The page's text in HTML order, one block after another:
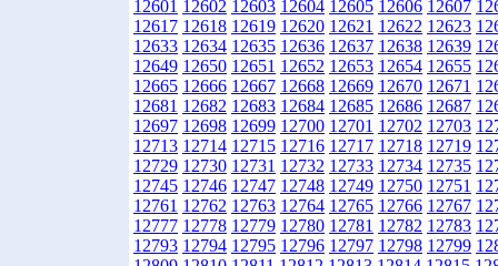
12601 12602 12603 12604 12605 12606 12607
12617 12618 12619 12620 12621 12622 12623
12633 12634 12635 12636 12637 12638 12639
12649 12650 12651 12652 12653 12654 12655
12665 12666 12667 12668 12669 12670 12671
12681 12682 12683 12684 12685 12686 12687
12697 12698 12699 12700 12701 12702 12703
12713 12714 12715 12716 12717 12718 12719
12729 12730 12731 12732 12733 12734 12735
12745 12746 12747 12748 12749 12750 12751
12761 12762 12763 12764 12765 12766 12767
12777 12778 12779 12780 12781 12782 12783
12793 12794 12795 12796 12797 12798 12799